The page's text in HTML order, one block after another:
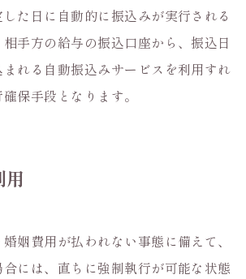
た日に自動的に振込みが実行される
手方の給与の振込口座から、振込日
れる自動振込みサービスを利用すれ
保手段となります。
用
姻費用が払われない事態に備えて、
には、直ちに強制執行が可能な状態